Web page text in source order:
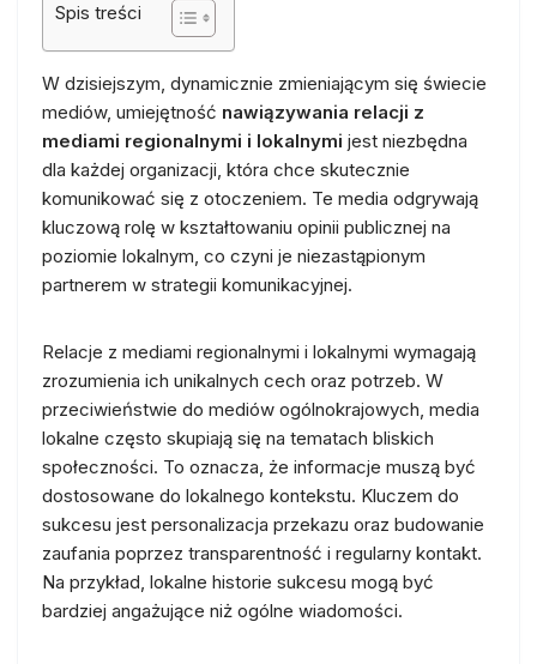
Spis treści
W dzisiejszym, dynamicznie zmieniającym się świecie
mediów, umiejętność nawiązywania relacji z
mediami regionalnymi i lokalnymi jest niezbędna
dla każdej organizacji, która chce skutecznie
komunikować się z otoczeniem. Te media odgrywają
kluczową rolę w kształtowaniu opinii publicznej na
poziomie lokalnym, co czyni je niezastąpionym
partnerem w strategii komunikacyjnej.
Relacje z mediami regionalnymi i lokalnymi wymagają
zrozumienia ich unikalnych cech oraz potrzeb. W
przeciwieństwie do mediów ogólnokrajowych, media
lokalne często skupiają się na tematach bliskich
społeczności. To oznacza, że informacje muszą być
dostosowane do lokalnego kontekstu. Kluczem do
sukcesu jest personalizacja przekazu oraz budowanie
zaufania poprzez transparentność i regularny kontakt.
Na przykład, lokalne historie sukcesu mogą być
bardziej angażujące niż ogólne wiadomości.